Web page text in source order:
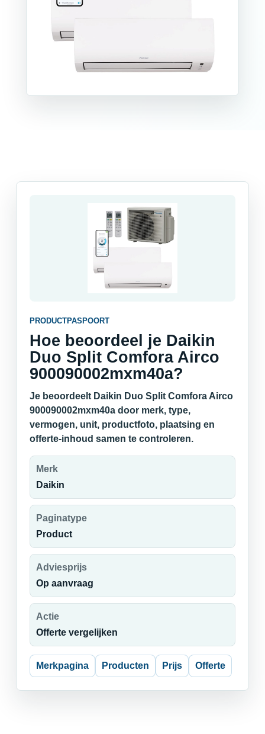
PRODUCTPASPOORT
Hoe beoordeel je Daikin
Duo Split Comfora Airco
900090002mxm40a?
Je beoordeelt Daikin Duo Split Comfora Airco
900090002mxm40a door merk, type,
vermogen, unit, productfoto, plaatsing en
offerte-inhoud samen te controleren.
Merk
Daikin
Paginatype
Product
Adviesprijs
Op aanvraag
Actie
Offerte vergelijken
Merkpagina Producten Prijs Offerte